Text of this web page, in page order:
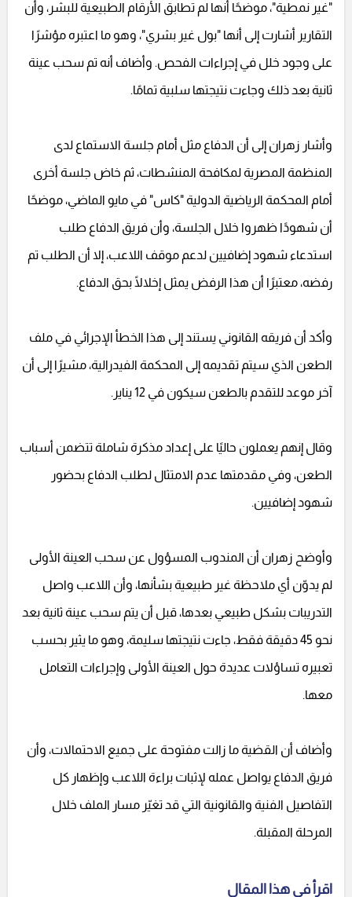
"غير نمطية"، موضحًا أنها لم تطابق الأرقام الطبيعية للبشر، وأن
التقارير أشارت إلى أنها "بول غير بشري"، وهو ما اعتبره مؤشرًا
على وجود خلل في إجراءات الفحص. وأضاف أنه تم سحب عينة
ثانية بعد ذلك وجاءت نتيجتها سلبية تمامًا.
وأشار زهران إلى أن الدفاع مثل أمام جلسة الاستماع لدى
المنظمة المصرية لمكافحة المنشطات، ثم خاض جلسة أخرى
أمام المحكمة الرياضية الدولية "كاس" في مايو الماضي، موضحًا
أن شهودًا ظهروا خلال الجلسة، وأن فريق الدفاع طلب
استدعاء شهود إضافيين لدعم موقف اللاعب، إلا أن الطلب تم
رفضه، معتبرًا أن هذا الرفض يمثل إخلالًا بحق الدفاع.
وأكد أن فريقه القانوني يستند إلى هذا الخطأ الإجرائي في ملف
الطعن الذي سيتم تقديمه إلى المحكمة الفيدرالية، مشيرًا إلى أن
آخر موعد للتقدم بالطعن سيكون في 12 يناير.
وقال إنهم يعملون حاليًا على إعداد مذكرة شاملة تتضمن أسباب
الطعن، وفي مقدمتها عدم الامتثال لطلب الدفاع بحضور
شهود إضافيين.
وأوضح زهران أن المندوب المسؤول عن سحب العينة الأولى
لم يدوّن أي ملاحظة غير طبيعية بشأنها، وأن اللاعب واصل
التدريبات بشكل طبيعي بعدها، قبل أن يتم سحب عينة ثانية بعد
نحو 45 دقيقة فقط، جاءت نتيجتها سليمة، وهو ما يثير بحسب
تعبيره تساؤلات عديدة حول العينة الأولى وإجراءات التعامل
معها.
وأضاف أن القضية ما زالت مفتوحة على جميع الاحتمالات، وأن
فريق الدفاع يواصل عمله لإثبات براءة اللاعب وإظهار كل
التفاصيل الفنية والقانونية التي قد تغيّر مسار الملف خلال
المرحلة المقبلة.
اقرأ في هذا المقال